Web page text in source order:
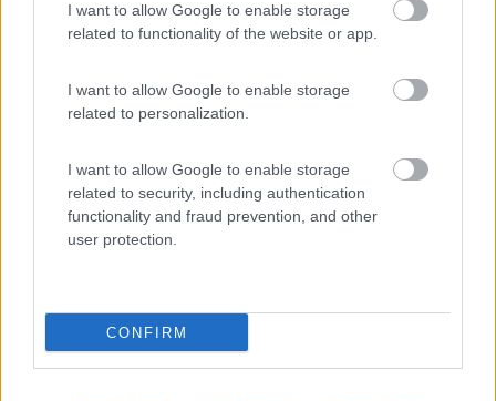
I want to allow Google to enable storage
related to functionality of the website or app.
I want to allow Google to enable storage
related to personalization.
I want to allow Google to enable storage
related to security, including authentication
functionality and fraud prevention, and other
user protection.
CONFIRM
8
Campeggio
8.4 Miramare(RN)
Campeggio